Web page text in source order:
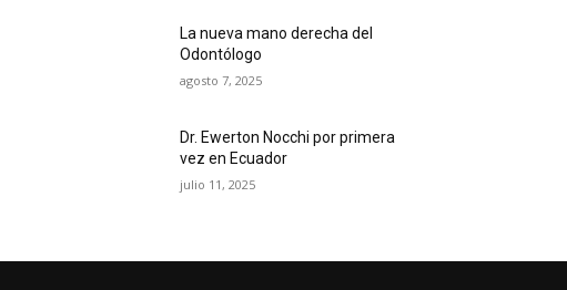
La nueva mano derecha del
Odontólogo
agosto 7, 2025
Dr. Ewerton Nocchi por primera
vez en Ecuador
julio 11, 2025